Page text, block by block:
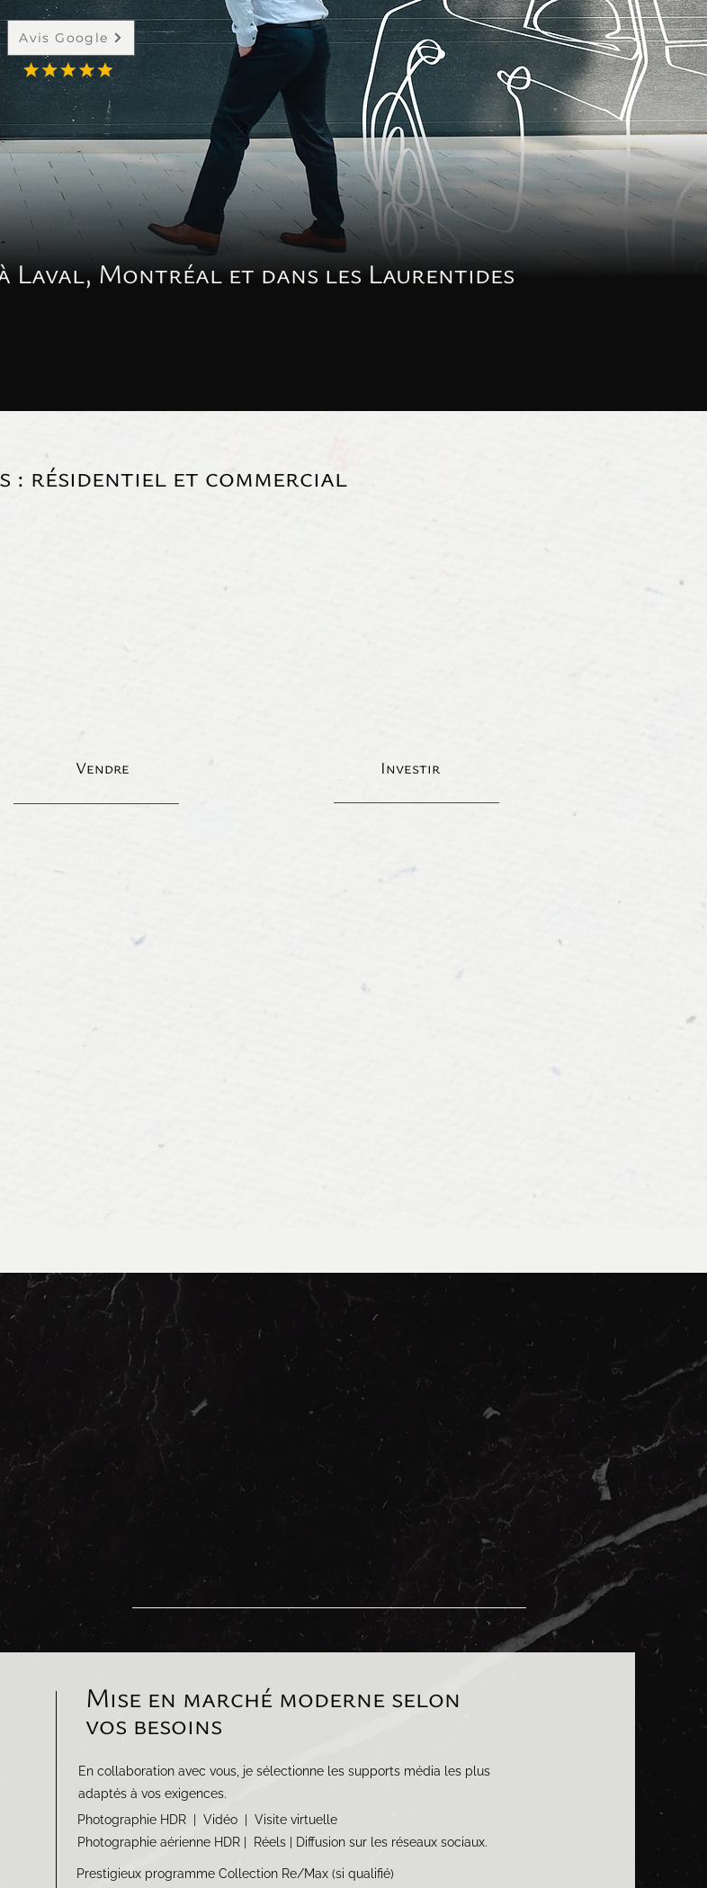
Avis Google
Laval, Montréal et dans les Laurentides
: résidentiel et commercial
Vendre Investir
Mise en marché moderneselon
vos besoins
En collaboration avec vous, je sélectionne les supports média les plus
adaptés à vos exigences.
Photographie HDR | Vidéo | Visite virtuelle
Photographie aérienne HDR |
Réels | Diffusion sur les réseaux sociaux.
Prestigieux programme Collection Re/Max (si qualifié)